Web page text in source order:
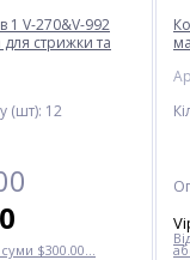
Опт $14.50
$13.50
1 V-270&V-992
стрижки та
(шт): 12
суми $300.00...